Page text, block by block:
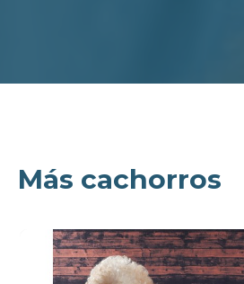
Más cachorros